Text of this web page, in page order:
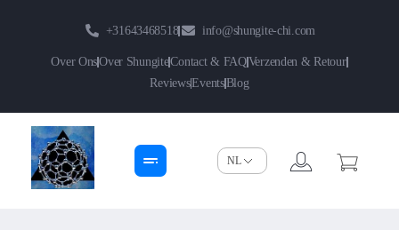
+31643468518 info@shungite-chi.com
Over OnsOver ShungiteContact & FAQVerzenden & Retour
ReviewsEventsBlog